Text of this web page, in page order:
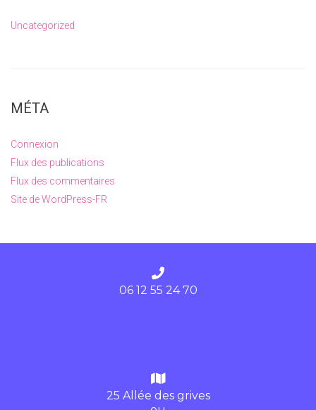
Uncategorized
MÉTA
Connexion
Flux des publications
Flux des commentaires
Site de WordPress-FR
06 12 55 24 70
25 Allée des grives